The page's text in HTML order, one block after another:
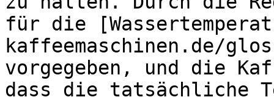
für die
kaffeemaschinen.de/
vorgegeben, und die
dass die tatsächliche